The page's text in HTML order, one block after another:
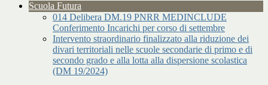
Scuola Futura
014 Delibera DM.19 PNRR MEDINCLUDE
Conferimento Incarichi per corso di settembre
Intervento straordinario finalizzato alla riduzione dei
divari territoriali nelle scuole secondarie di primo e di
secondo grado e alla lotta alla dispersione scolastica
(DM 19/2024)